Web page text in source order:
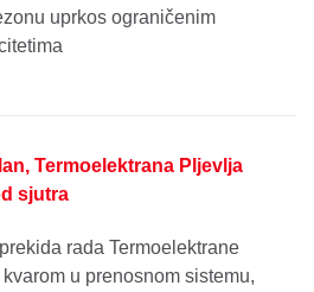
uprkos ograničenim
Termoelektrana Pljevlja
sjutra
rada Termoelektrane
u prenosnom sistemu,